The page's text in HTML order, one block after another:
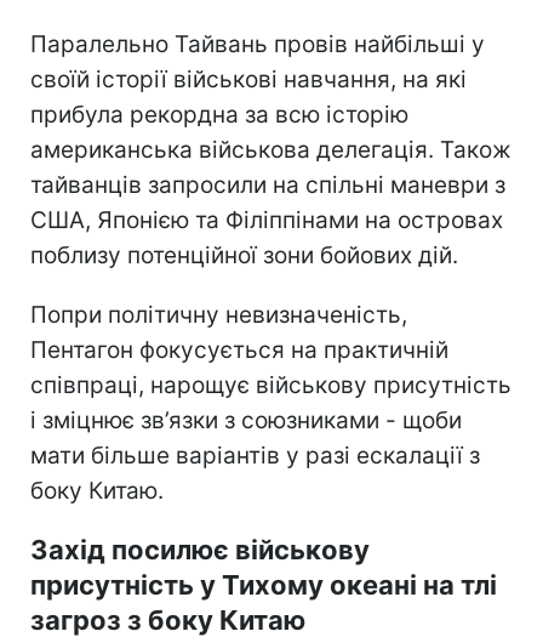
Паралельно Тайвань провів найбільші у
своїй історії військові навчання, на які
прибула рекордна за всю історію
американська військова делегація. Також
тайванців запросили на спільні маневри з
США, Японією та Філіппінами на островах
поблизу потенційної зони бойових дій.
Попри політичну невизначеність,
Пентагон фокусується на практичній
співпраці, нарощує військову присутність
і зміцнює зв’язки з союзниками - щоби
мати більше варіантів у разі ескалації з
боку Китаю.
Захід посилює військову
присутність у Тихому океані на тлі
загроз з боку Китаю